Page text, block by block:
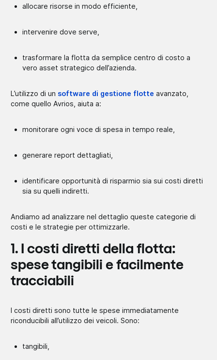
allocare risorse in modo efficiente,
intervenire dove serve,
trasformare la flotta da semplice centro di costo a
vero asset strategico dell’azienda.
L’utilizzo di un software di gestione flotte avanzato,
come quello Avrios, aiuta a:
monitorare ogni voce di spesa in tempo reale,
generare report dettagliati,
identificare opportunità di risparmio sia sui costi diretti
sia su quelli indiretti.
Andiamo ad analizzare nel dettaglio queste categorie di
costi e le strategie per ottimizzarle.
1. I costi diretti della flotta:
spese tangibili e facilmente
tracciabili
I costi diretti sono tutte le spese immediatamente
riconducibili all’utilizzo dei veicoli. Sono:
tangibili,